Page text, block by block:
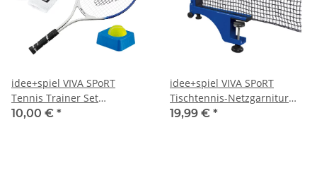
idee+spiel VIVA SPoRT
Tennis Trainer Set
Champion 742-74200
10,00 € *
idee+spiel VIVA SPoRT
Tischtennis-Netzgarnitur
744-74405
19,99 € *